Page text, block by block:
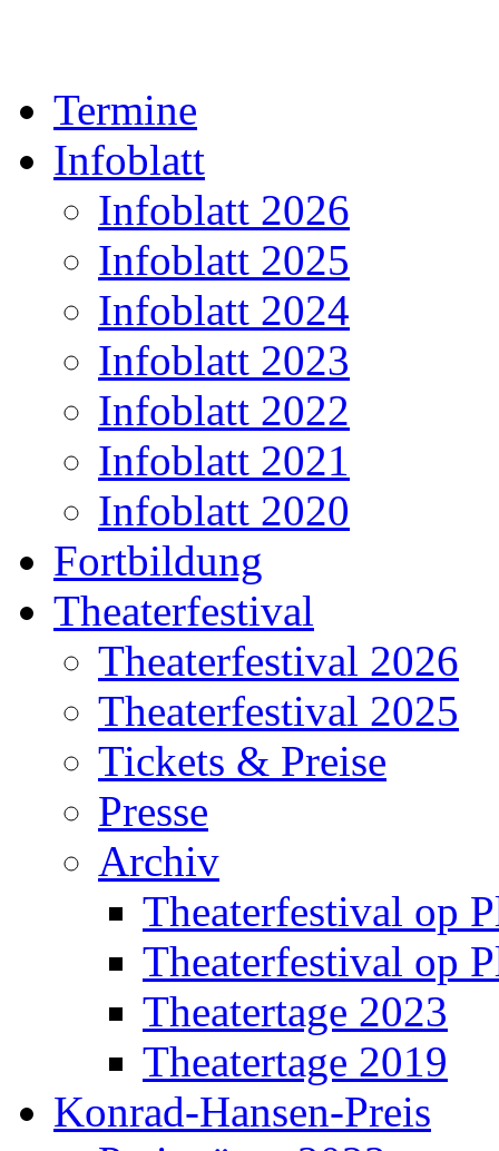
Termine
Infoblatt
Infoblatt 2026
Infoblatt 2025
Infoblatt 2024
Infoblatt 2023
Infoblatt 2022
Infoblatt 2021
Infoblatt 2020
Fortbildung
Theaterfestival
Theaterfestival 2026
Theaterfestival 2025
Tickets & Preise
Presse
Archiv
Theaterfestival op
Theaterfestival op
Theatertage 2023
Theatertage 2019
Konrad-Hansen-Preis